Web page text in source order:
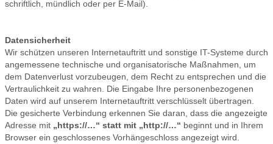
schriftlich, mündlich oder per E-Mail).
Datensicherheit
Wir schützen unseren Internetauftritt und sonstige IT-Systeme durch
angemessene technische und organisatorische Maßnahmen, um
dem Datenverlust vorzubeugen, dem Recht zu entsprechen und die
Vertraulichkeit zu wahren. Die Eingabe Ihre personenbezogenen
Daten wird auf unserem Internetauftritt verschlüsselt übertragen.
Die gesicherte Verbindung erkennen Sie daran, dass die angezeigte
Adresse mit „https://…“ statt mit „http://…“ beginnt und in Ihrem
Browser ein geschlossenes Vorhängeschloss angezeigt wird.